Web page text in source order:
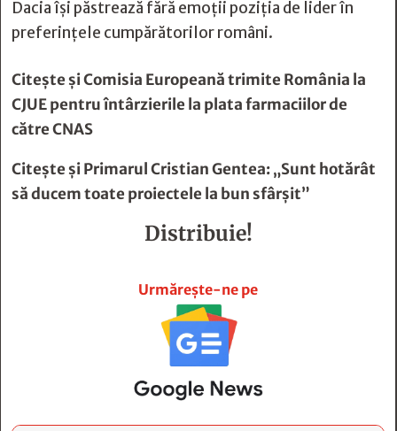
Dacia își păstrează fără emoții poziția de lider în
preferințele cumpărătorilor români.
Citește șiComisia Europeană trimite România la
CJUE pentru întârzierile la plata farmaciilor de
către CNAS
Citește șiPrimarul Cristian Gentea: „Sunt hotărât
să ducem toate proiectele la bun sfârşit”
Distribuie!
Urmărește-ne pe